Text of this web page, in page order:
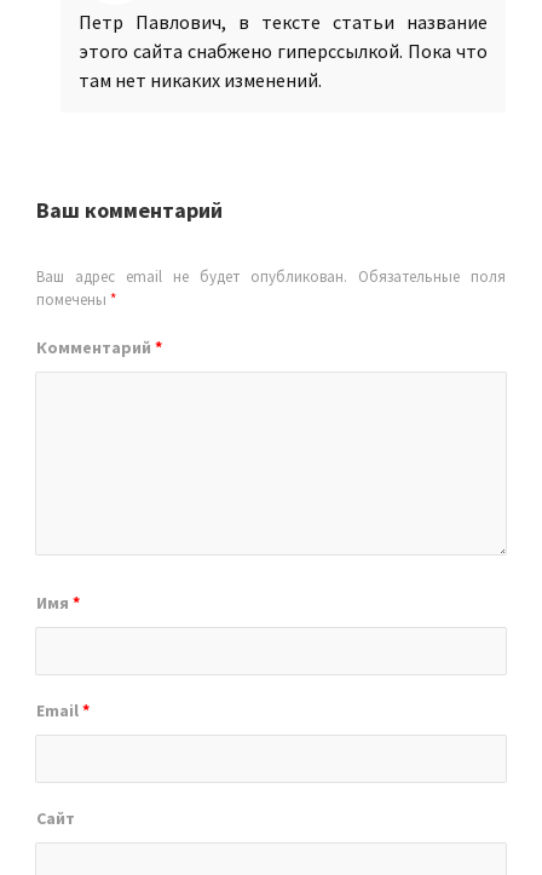
Петр Павлович, в тексте статьи название
этого сайта снабжено гиперссылкой. Пока что
там нет никаких изменений.
Ваш комментарий
Ваш адрес email не будет опубликован.
Обязательные поля
помечены *
Комментарий *
Имя *
Email*
Сайт